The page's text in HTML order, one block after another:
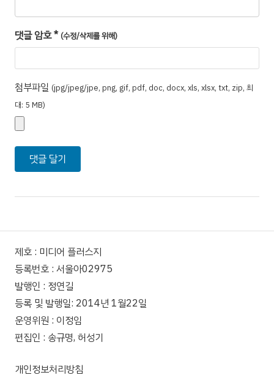
댓글 암호* (수정/삭제를 위해)
첨부파일 (jpg/jpeg/jpe, png, gif, pdf, doc, docx, xls, xlsx, txt, zip, 최
대: 5 MB)
제호 : 미디어 플러스지
등록번호 : 서울아02975
발행인 : 정연길
등록 및 발행일: 2014년 1월22일
운영위원 : 이정임
편집인 : 송규명, 허성기
개인정보처리방침